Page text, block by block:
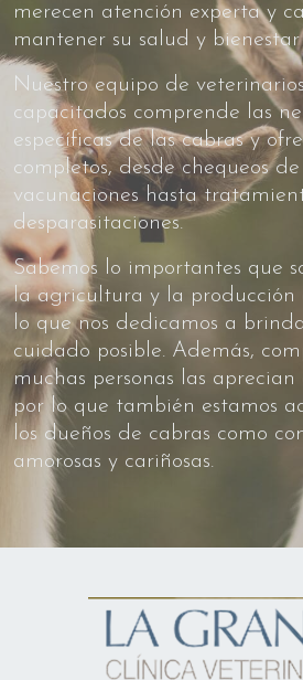
merecen atención experta y
mantener su salud y
Nuestro equipo de
capacitados comprende las
específicas de las cabras y
completos, desde chequeos
vacunaciones hasta
desparasitaciones.
Sabemos lo importantes que
la agricultura y la producción
lo que nos dedicamos a
cuidado posible. Además,
muchas personas las aprecian
por lo que también estamos
los dueños de cabras como
amorosas y cariñosas.